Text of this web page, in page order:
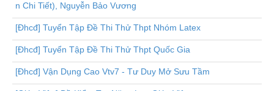
n Chi Tiết), Nguyễn Bảo Vương
[Đhcđ] Tuyển Tập Đề Thi Thử Thpt Nhóm Latex
[Đhcđ] Tuyển Tập Đề Thi Thử Thpt Quốc Gia
[Đhcđ] Vận Dụng Cao Vtv7 - Tư Duy Mở Sưu Tầm